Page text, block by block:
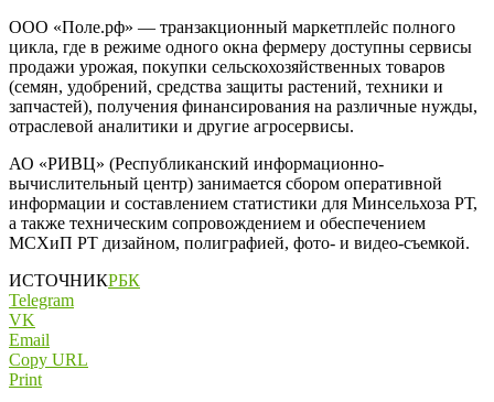
ООО «Поле.рф» — транзакционный маркетплейс полного
цикла, где в режиме одного окна фермеру доступны сервисы
продажи урожая, покупки сельскохозяйственных товаров
(семян, удобрений, средства защиты растений, техники и
запчастей), получения финансирования на различные нужды,
отраслевой аналитики и другие агросервисы.
АО «РИВЦ» (Республиканский информационно-
вычислительный центр) занимается сбором оперативной
информации и составлением статистики для Минсельхоза РТ,
а также техническим сопровождением и обеспечением
МСХиП РТ дизайном, полиграфией, фото- и видео-съемкой.
ИСТОЧНИКРБК
Telegram
VK
Email
Copy URL
Print